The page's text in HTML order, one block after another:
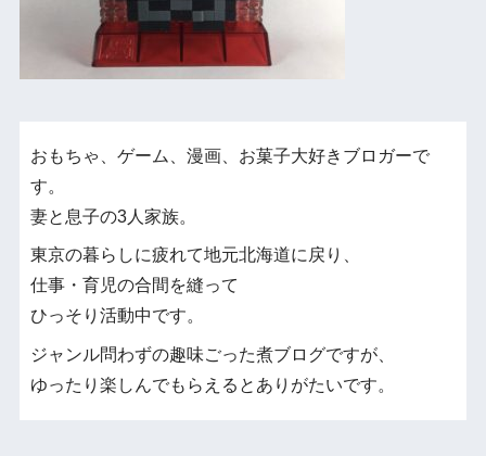
おもちゃ、ゲーム、漫画、お菓子大好きブロガーで
す。
妻と息子の3人家族。
東京の暮らしに疲れて地元北海道に戻り、
仕事・育児の合間を縫って
ひっそり活動中です。
ジャンル問わずの趣味ごった煮ブログですが、
ゆったり楽しんでもらえるとありがたいです。